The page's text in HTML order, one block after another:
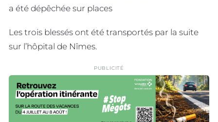
a été dépêchée sur places
Les trois blessés ont été transportés par la suite
sur l’hôpital de Nîmes.
PUBLICITÉ